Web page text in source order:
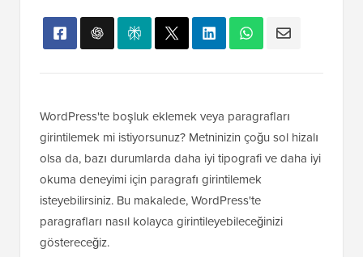
WordPress'te boşluk eklemek veya paragrafları
girintilemek mi istiyorsunuz? Metninizin çoğu sol hizalı
olsa da, bazı durumlarda daha iyi tipografi ve daha iyi
okuma deneyimi için paragrafı girintilemek
isteyebilirsiniz. Bu makalede, WordPress'te
paragrafları nasıl kolayca girintileyebileceğinizi
göstereceğiz.